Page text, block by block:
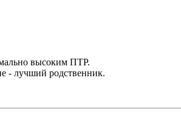
высоким ПТР.
- лучший родственник.